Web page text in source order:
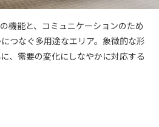
機能と、コミュニケーションのため
つなぐ多用途なエリア。象徴的な形
、需要の変化にしなやかに対応する